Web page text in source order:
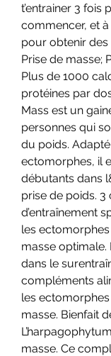
t’entrainer 3 fois
commencer, et
pour obtenir des
Prise de masse;
Plus de 1000
protéines par
Mass est un
personnes qui
du poids.
ectomorphes, il
débutants dans
prise de poids. 3
d’entraînement
les
masse
dans le
compléments
les
masse. Bienfait
masse. Ce